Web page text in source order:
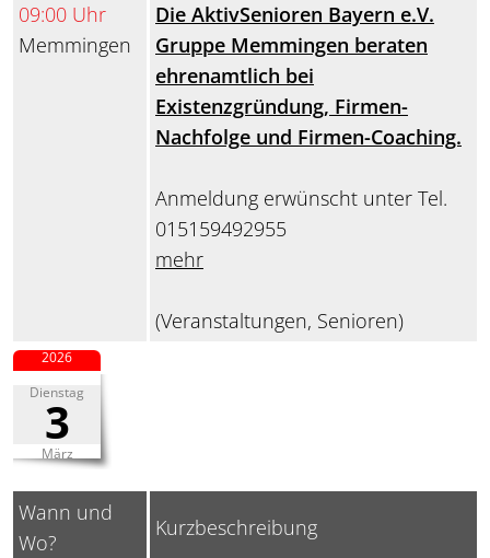
09:00 Uhr
Memmingen
Die AktivSenioren Bayern e.V.
Gruppe Memmingen beraten
ehrenamtlich bei
Existenzgründung, Firmen-
Nachfolge und Firmen-Coaching.
Anmeldung erwünscht unter Tel.
015159492955
mehr
(Veranstaltungen, Senioren)
Dienstag
3
März
2026
Wann und
Wo?
Kurzbeschreibung